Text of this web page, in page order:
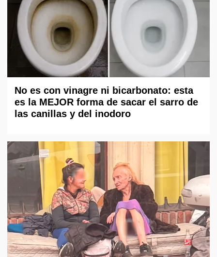
No es con vinagre ni bicarbonato: esta
es la MEJOR forma de sacar el sarro de
las canillas y del inodoro